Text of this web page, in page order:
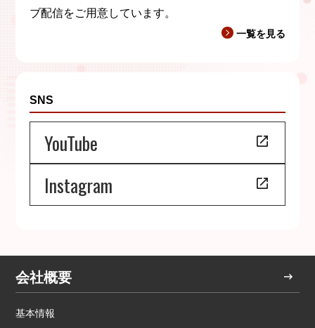
ブ配信をご用意しています。
一覧を見る
SNS
YouTube
Instagram
会社概要
基本情報